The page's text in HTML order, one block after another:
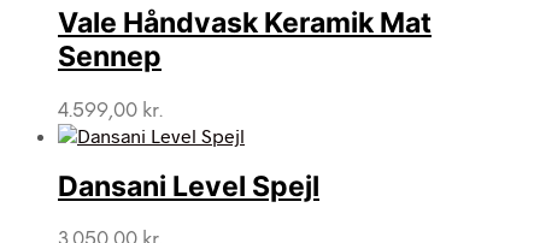
Vale Håndvask Keramik Mat
Sennep
4.599,00 kr.
Dansani Level Spejl